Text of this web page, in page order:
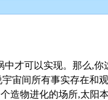
才可以实现。那么,你
宙间所有事实存在和
造物进化的场所,太阳